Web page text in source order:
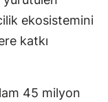
ekosistemini
katkı
45 milyon